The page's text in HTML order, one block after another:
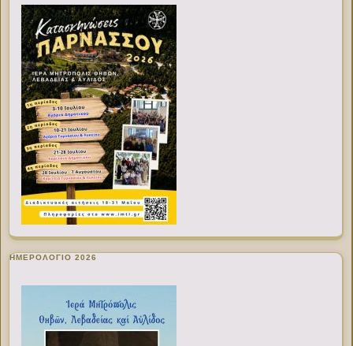
ΗΜΕΡΟΛΟΓΙΟ 2026